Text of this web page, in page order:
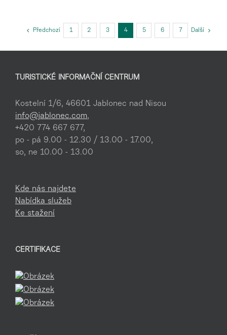
Předchozí 1 2 3 4 5 6 7 Další
TURISTICKÉ INFORMAČNÍ CENTRUM
Kostelní 1/6, 46601 Jablonec nad Nisou
info@jablonec.com,
+420 774 667 677,
po - pá 9.00 - 12.30 / 13.00 - 17.00,
so, ne 10.00 - 13.00
Kde nás najdete
Nabídka služeb
Ke stažení
CERTIFIKACE